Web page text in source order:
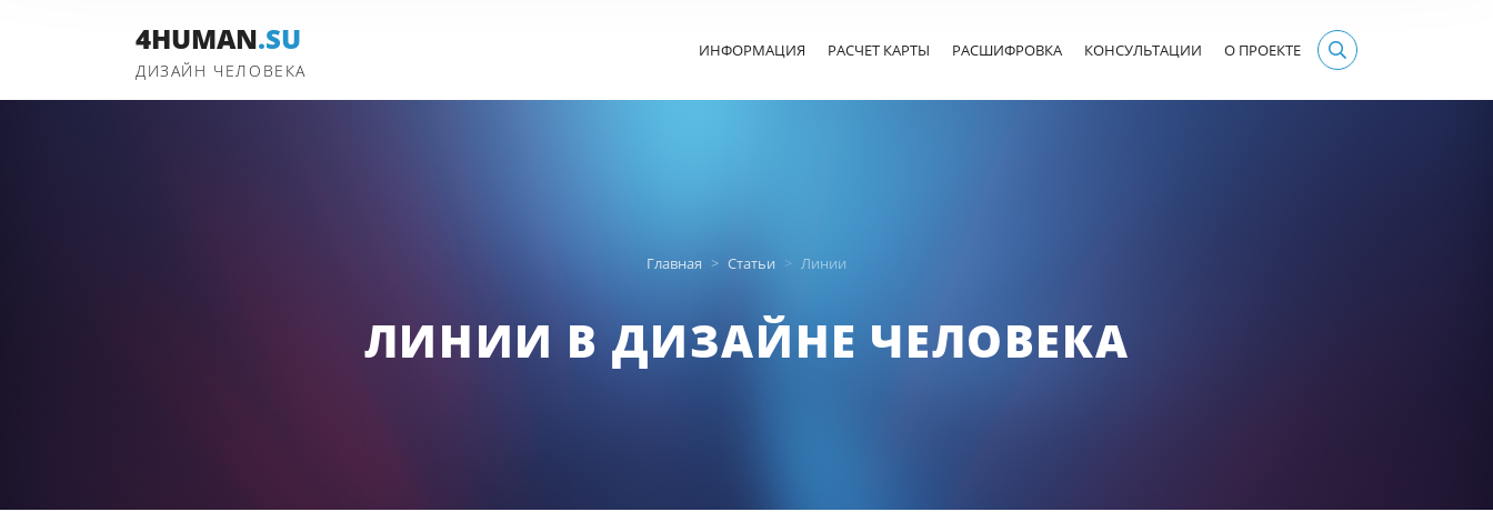
4HUMAN.SU
ДИЗАЙН ЧЕЛОВЕКА
ИНФОРМАЦИЯ РАСЧЕТ КАРТЫ РАСШИФРОВКА КОНСУЛЬТАЦИИ О ПРОЕКТЕ
Главная Статьи Линии
ЛИНИИ В ДИЗАЙНЕ ЧЕЛОВЕКА